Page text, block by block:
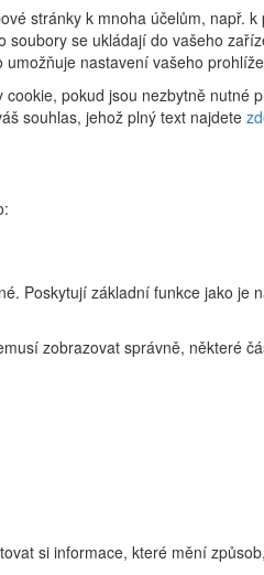
stránky k mnoha účelům,
se ukládají do vašeho
nastavení vašeho
pokud jsou nezbytně
souhlas, jehož plný text najdete
Poskytují základní funkce jako
zobrazovat správně, některé
si informace, které mění